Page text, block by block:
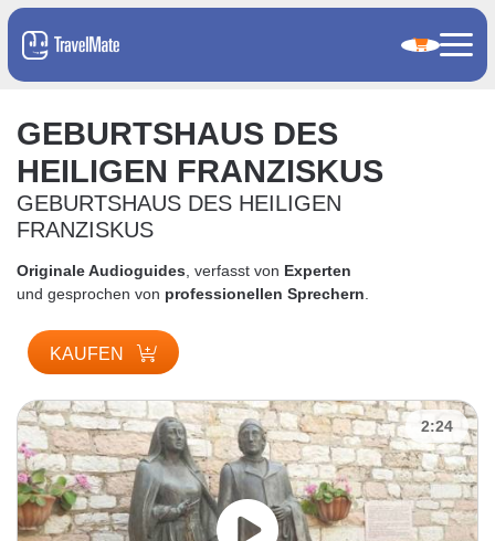
GEBURTSHAUS DES
HEILIGEN FRANZISKUS
GEBURTSHAUS DES HEILIGEN
FRANZISKUS
Originale Audioguides , verfasst von Experten
und gesprochen von professionellen Sprechern
KAUFEN
2:24